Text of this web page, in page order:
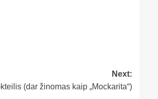
Next:
(dar žinomas kaip „Mockarita“)